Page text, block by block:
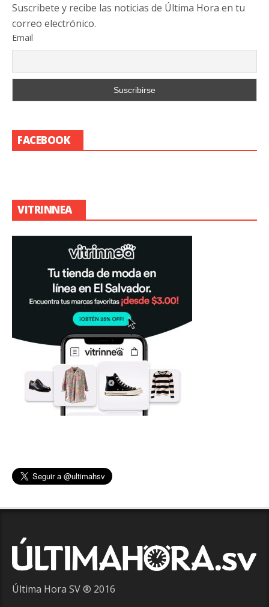
Suscribete y recibe las noticias de Última Hora en tu
correo electrónico.
Email
FACEBOOK
VITRINNEA
Última Hora SV ® 2016